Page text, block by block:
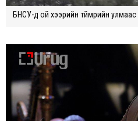
БНСУ-д ой хээрийн түймрийн